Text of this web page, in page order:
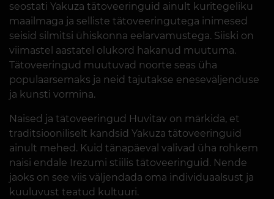
seostati Yakuza tätoveeringuid ainult kuritegeliku
maailmaga ja selliste tätoveeringutega inimesed
seisid silmitsi ühiskonna eelarvamustega. Siiski on
viimastel aastatel olukord hakanud muutuma.
Tätoveeringud muutuvad noorte seas üha
populaarsemaks ja neid tajutakse eneseväljenduse
ja kunsti vormina.
Naised ja tätoveeringud Huvitav on märkida, et
traditsiooniliselt kandsid Yakuza tätoveeringuid
ainult mehed. Kuid tänapäeval valivad üha rohkem
naisi endale Irezumi stiilis tätoveeringuid. Nende
jaoks on see viis väljendada oma individuaalsust ja
kuuluvust teatud kultuuri.